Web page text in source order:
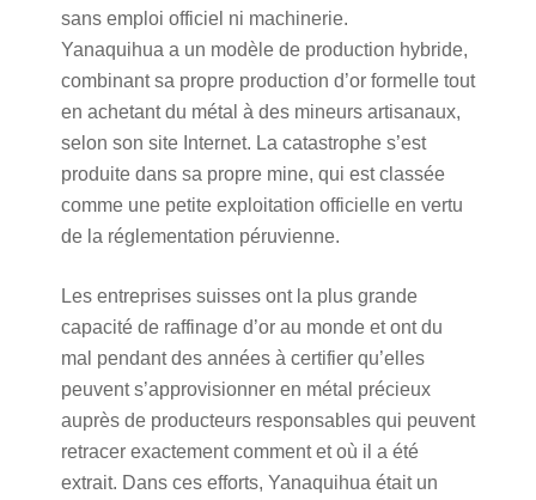
sans emploi officiel ni machinerie.
Yanaquihua a un modèle de production hybride,
combinant sa propre production d’or formelle tout
en achetant du métal à des mineurs artisanaux,
selon son site Internet. La catastrophe s’est
produite dans sa propre mine, qui est classée
comme une petite exploitation officielle en vertu
de la réglementation péruvienne.
Les entreprises suisses ont la plus grande
capacité de raffinage d’or au monde et ont du
mal pendant des années à certifier qu’elles
peuvent s’approvisionner en métal précieux
auprès de producteurs responsables qui peuvent
retracer exactement comment et où il a été
extrait. Dans ces efforts, Yanaquihua était un